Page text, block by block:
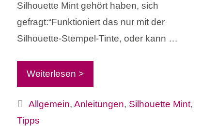
Silhouette Mint gehört haben, sich
gefragt:“Funktioniert das nur mit der
Silhouette-Stempel-Tinte, oder kann …
Weiterlesen >
Kategorien
Allgemein,Anleitungen, Silhouette Mint,
Tipps